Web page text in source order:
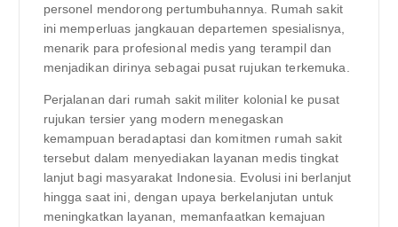
personel mendorong pertumbuhannya. Rumah sakit
ini memperluas jangkauan departemen spesialisnya,
menarik para profesional medis yang terampil dan
menjadikan dirinya sebagai pusat rujukan terkemuka.
Perjalanan dari rumah sakit militer kolonial ke pusat
rujukan tersier yang modern menegaskan
kemampuan beradaptasi dan komitmen rumah sakit
tersebut dalam menyediakan layanan medis tingkat
lanjut bagi masyarakat Indonesia. Evolusi ini berlanjut
hingga saat ini, dengan upaya berkelanjutan untuk
meningkatkan layanan, memanfaatkan kemajuan